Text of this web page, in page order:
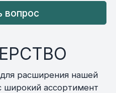
вопрос
расширения нашей
широкий ассортимент